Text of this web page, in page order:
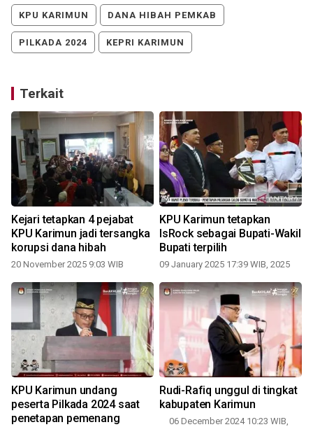
KPU KARIMUN DANA HIBAH PEMKAB
PILKADA 2024 KEPRI KARIMUN
Terkait
Kejari tetapkan 4 pejabat
KPU Karimun jadi tersangka
korupsi dana hibah
20 November 2025 9:03 WIB
KPU Karimun tetapkan
IsRock sebagai Bupati-Wakil
Bupati terpilih
09 January 2025 17:39 WIB, 2025
KPU Karimun undang
peserta Pilkada 2024 saat
penetapan pemenang
Rudi-Rafiq unggul di tingkat
kabupaten Karimun
06 December 2024 10:23 WIB,